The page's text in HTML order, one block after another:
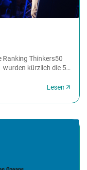
Ranking Thinkers50
wurden kürzlich die 50
Lesen